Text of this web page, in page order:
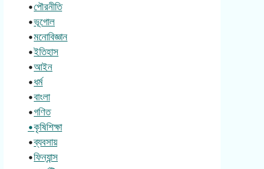
•পৌরনীতি
•ভূগোল
•মনোবিজ্ঞান
•ইতিহাস
•আইন
•ধর্ম
•বাংলা
•গণিত
•কৃষিশিক্ষা
•ব্যবসায়
•ফিন্যান্স